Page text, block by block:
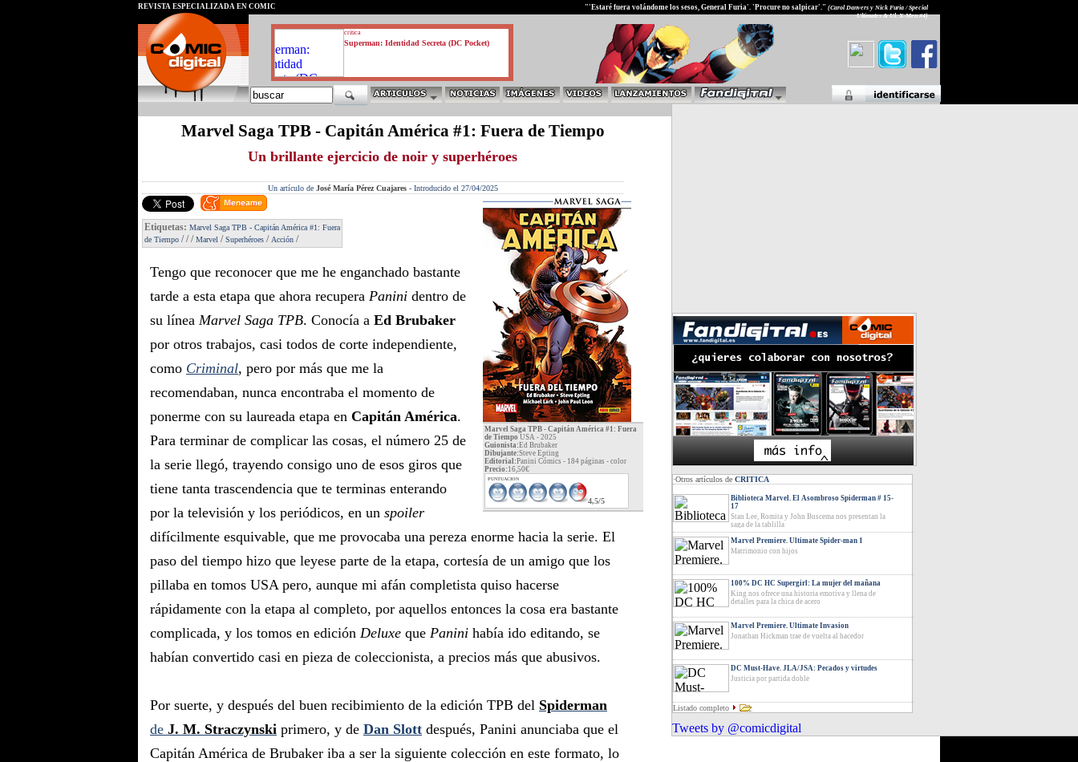
critica
Superman: Identidad Secreta (DC Pocket)
REVISTA ESPECIALIZADA EN CÓMIC "'Estaré fuera volándome los sesos, General Furia'. 'Procure no salpicar'." (Carol Danvers y Nick Furia / Special
Ultimates & Ul. X-Men #4)
Marvel Saga TPB - Capitán América #1: Fuera de Tiempo
Un brillante ejercicio de noir y superhéroes
Un artículo de José María Pérez Cuajares- Introducido el 27/04/2025
Marvel Saga TPB - Capitán América #1: Fuera
de Tiempo USA - 2025
Guionista:Ed Brubaker
Dibujante:Steve Epting
Editorial:Panini Cómics - 184 páginas - color
Precio: 16,50€
PUNTUACION
4,5/5
Etiquetas: Marvel Saga TPB - Capitán América #1: Fuera
de Tiempo ///Marvel /Superhéroes / Acción /
Tengo que reconocer que me he enganchado bastante
tarde a esta etapa que ahora recupera Panini dentro de
su línea Marvel Saga TPB. Conocía a Ed Brubaker
por otros trabajos, casi todos de corte independiente,
como Criminal, pero por más que me la
recomendaban, nunca encontraba el momento de
ponerme con su laureada etapa en Capitán América.
Para terminar de complicar las cosas, el número 25 de
la serie llegó, trayendo consigo uno de esos giros que
tiene tanta trascendencia que te terminas enterando
por la televisión y los periódicos, en un spoiler
difícilmente esquivable, que me provocaba una pereza enorme hacia la serie. El
paso del tiempo hizo que leyese parte de la etapa, cortesía de un amigo que los
pillaba en tomos USA pero, aunque mi afán completista quiso hacerse
rápidamente con la etapa al completo, por aquellos entonces la cosa era bastante
complicada, y los tomos en edición Deluxe que Panini había ido editando, se
habían convertido casi en pieza de coleccionista, a precios más que abusivos.
Por suerte, y después del buen recibimiento de la edición TPB del Spiderman
de J. M. Straczynski primero, y de Dan Slott después, Panini anunciaba que el
Capitán América de Brubaker iba a ser la siguiente colección en este formato, lo
·Otros artículos de CRITICA
Biblioteca Marvel. El Asombroso Spiderman # 15-
17
Stan Lee, Romita y John Buscema nos presentan la
saga de la tablilla
Marvel Premiere. Ultimate Spider-man 1
Matrimonio con hijos
100% DC HC Supergirl: La mujer del mañana
King nos ofrece una historia emotiva y llena de
detalles para la chica de acero
Marvel Premiere. Ultimate Invasion
Jonathan Hickman trae de vuelta al hacedor
DC Must-Have. JLA/JSA: Pecados y virtudes
Justicia por partida doble
Listado completo
Tweets by @comicdigital